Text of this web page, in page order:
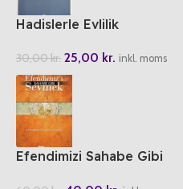
Hadislerle Evlilik
30,00kr. 25,00 kr. inkl. moms
Efendimizi Sahabe Gibi